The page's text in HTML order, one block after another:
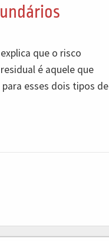
que o risco
é aquele que
esses dois tipos de